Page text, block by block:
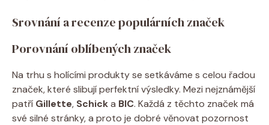
Srovnání a recenze populárních značek
Porovnání oblíbených značek
Na trhu s holícími produkty se setkáváme s celou řadou
značek, které slibují perfektní výsledky. Mezi nejznámější
patří Gillette, Schicka BIC. Každá z těchto značek má
své silné stránky, a proto je dobré věnovat pozornost